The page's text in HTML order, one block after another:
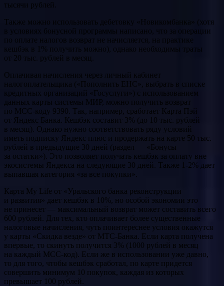
тысячи рублей.
Также можно использовать дебетовку «Новикомбанка» (хотя
в условиях бонусной программы написано, что за операции
по оплате налогов возврат не начисляется, на практике
кешбэк в 1% получить можно), однако необходимы траты
от 20 тыс. рублей в месяц.
Оплачивая начисления через личный кабинет
налогоплательщика («Пополнить ЕНС», выбрать в списке
кредитных организаций «Госуслуги») с использованием
данных карты системы МИР, можно получить возврат
по МСС-коду 9390. Так, например, сработает Карта Пэй
от Яндекс Банка. Кешбэк составит 3% (до 10 тыс. рублей
в месяц). Однако нужно соответствовать ряду условий —
иметь подписку Яндекс плюс и продержать на карте 50 тыс.
рублей в предыдущие 30 дней (раздел — «Бонусы
за остатки»). Это позволяет получать кешбэк за оплату вне
экосистемы Яндекса на следующие 30 дней. Также 1-2% дает
выпавшая категория «за все покупки».
Карта My Life от «Уральского банка реконструкции
и развития» дает кешбэк в 10%, но особой экономии это
не принесет — максимальный возврат может составить всего
600 рублей. Для тех, кто оплачивает более существенные
налоговые начисления, чуть поинтереснее условия окажутся
у карты «Скидка везде» от МТС-Банка. Если карта получена
впервые, то скинуть получится 3% (1000 рублей в месяц
на каждый МСС-код). Если же в использовании уже давно,
то для того, чтобы кешбэк сработал, по карте придется
совершить минимум 10 покупок, каждая из которых
превышает 100 рублей.